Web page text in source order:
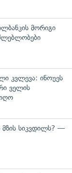
მორიგი
კვლევა: ინოუეს
ველის
სიკვდილს? —